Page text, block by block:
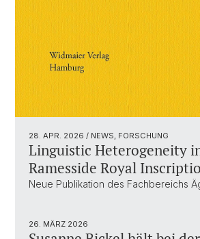
28. APR. 2026 / NEWS, FORSCHUNG
Linguistic Heterogeneity
Ramesside Royal
Neue Publikation des Fachbereichs
26. MÄRZ 2026